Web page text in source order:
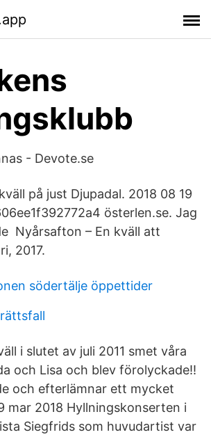
- Devote.se
på just Djupadal. 2018 08 19
österlen.se. Jag
Nyårsafton – En kväll att
2017.
södertälje öppettider
i slutet av juli 2011 smet våra
och Lisa och blev förolyckade!!
och efterlämnar ett mycket
mar 2018 Hyllningskonserten i
Siegfrids som huvudartist var